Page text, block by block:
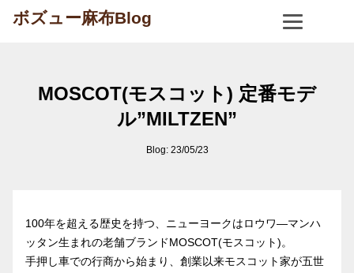
ボズュー麻布Blog
MOSCOT(モスコット) 定番モデ
ル”MILTZEN”
Blog: 23/05/23
100年を超える歴史を持つ、ニューヨークはロウワ―マンハ
ッタン生まれの老舗ブランドMOSCOT(モスコット)。
手押し車での行商から始まり、創業以来モスコット家が五世